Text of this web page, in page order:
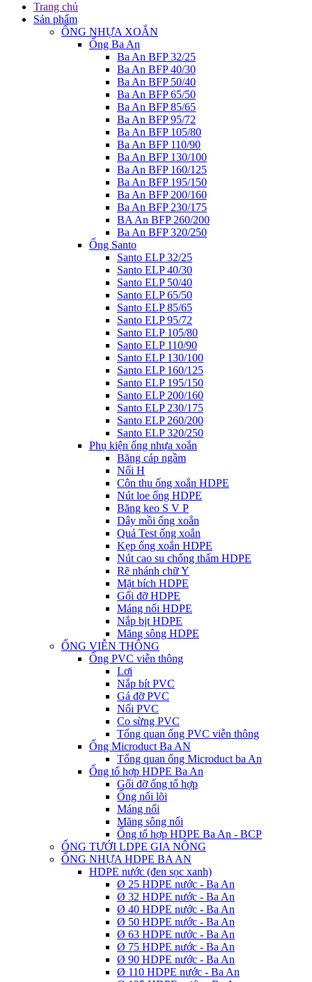
Trang chủ
Sản phẩm
ỐNG NHỰA XOẮN
Ống Ba An
Ba An BFP 32/25
Ba An BFP 40/30
Ba An BFP 50/40
Ba An BFP 65/50
Ba An BFP 85/65
Ba An BFP 95/72
Ba An BFP 105/80
Ba An BFP 110/90
Ba An BFP 130/100
Ba An BFP 160/125
Ba An BFP 195/150
Ba An BFP 200/160
Ba An BFP 230/175
BA An BFP 260/200
Ba An BFP 320/250
Ống Santo
Santo ELP 32/25
Santo ELP 40/30
Santo ELP 50/40
Santo ELP 65/50
Santo ELP 85/65
Santo ELP 95/72
Santo ELP 105/80
Santo ELP 110/90
Santo ELP 130/100
Santo ELP 160/125
Santo ELP 195/150
Santo ELP 200/160
Santo ELP 230/175
Santo ELP 260/200
Santo ELP 320/250
Phụ kiện ống nhựa xoắn
Băng cáp ngầm
Nối H
Côn thu ống xoắn HDPE
Nút loe ống HDPE
Băng keo S V P
Dây mồi ống xoắn
Quả Test ống xoắn
Kẹp ống xoắn HDPE
Nút cao su chống thấm HDPE
Rẽ nhánh chữ Y
Mặt bích HDPE
Gối đỡ HDPE
Máng nối HDPE
Nắp bịt HDPE
Măng sông HDPE
ỐNG VIỄN THÔNG
Ống PVC viễn thông
Lơi
Nắp bít PVC
Gá đỡ PVC
Nối PVC
Co sừng PVC
Tổng quan ống PVC viễn thông
Ống Microduct Ba AN
Tổng quan ống Microduct ba An
Ống tổ hợp HDPE Ba An
Gối đỡ ống tổ hợp
Ống nối lõi
Máng nối
Măng sông nối
Ống tổ hợp HDPE Ba An - BCP
ỐNG TƯỚI LDPE GIA NÔNG
ỐNG NHỰA HDPE BA AN
HDPE nước (đen sọc xanh)
Ø 25 HDPE nước - Ba An
Ø 32 HDPE nước - Ba An
Ø 40 HDPE nước - Ba An
Ø 50 HDPE nước - Ba An
Ø 63 HDPE nước - Ba An
Ø 75 HDPE nước - Ba An
Ø 90 HDPE nước - Ba An
Ø 110 HDPE nước - Ba An